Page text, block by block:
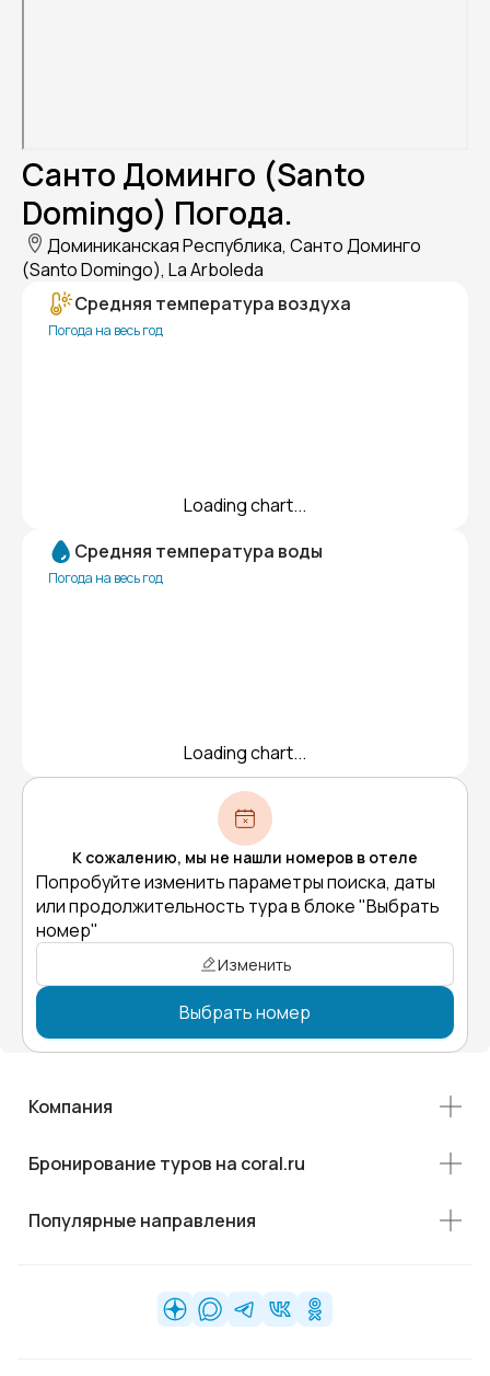
Санто Доминго (Santo
Domingo) Погода.
Доминиканская Республика, Санто Доминго
(Santo Domingo), La Arboleda
Средняя температура воздуха
Погода на весь год
Loading chart...
Средняя температура воды
Погода на весь год
Loading chart...
К сожалению, мы не нашли номеров в отеле
Попробуйте изменить параметры поиска, даты
или продолжительность тура в блоке "Выбрать
номер"
Изменить
Выбрать номер
Компания
Бронирование туров на coral.ru
Популярные направления